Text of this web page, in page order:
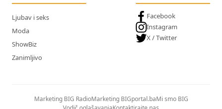
Ljubav i seks
Moda
ShowBiz
Zanimljivo
Facebook
Instagram
X / Twitter
Marketing BIG RadioMarketing BIGportal.baMi smo BIG